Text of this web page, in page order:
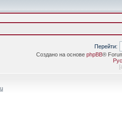
Перейти:
Создано на основе phpBB®
[